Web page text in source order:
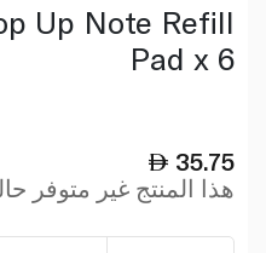
Up Note Refill
Pad x 6
35.75
هذا المنتج غير متوفر